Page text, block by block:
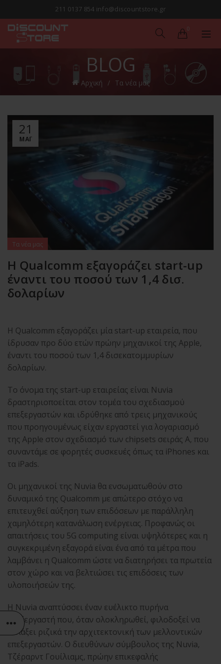
211 0137 854 info@discountstore.gr
0
BLOG
Αρχική Τα νέα μας
21
ΜΑΪ
Τα νέα μας
Η Qualcomm εξαγοράζει start-up
έναντι του ποσού των 1,4 δισ.
δολαρίων
Η Qualcomm εξαγοράζει μία start-up εταιρεία, που
ίδρυσαν προ δύο ετών πρώην μηχανικοί της Apple,
έναντι του ποσού των 1,4 δισεκατομμυρίων
δολαρίων.
Το όνομα της start-up εταιρείας είναι Nuvia
δραστηριοποείται στον τομέα του σχεδιασμού
επεξεργαστών και ιδρύθηκε από τρεις μηχανικούς
που προηγουμένως είχαν εργαστεί για λογαριασμό
της Apple στον σχεδιασμό των chipsets σειράς A, που
συναντάμε σε φορητές συσκευές όπως τα iPhones και
τα iPads.
Οι μηχανικοί της Nuvia θα ενσωματωθούν στο
δυναμικό της Qualcomm με απώτερο στόχο να
επιτευχθεί αύξηση των επιδόσεων με παράλληλη
χαμηλότερη κατανάλωση ενέργειας. Προφανώς οι
απαιτήσεις του 5G computing είναι υψηλότερες και η
συγκεκριμένη εξαγορά είναι ένα από τα μέτρα που
λαμβάνει η Qualcomm ώστε να διατηρήσει τα πρωτεία
στον χώρο και να βελτιώσει τις επιδόσεις των
υλοποιήσεών της.
Η Nuvia αναπτύσσει έναν ευέλικτο πυρήνα
επεξεργαστή που, όταν ολοκληρωθεί, φιλοδοξεί να
αλλάξει ριζικά την αρχιτεκτονική των μελλοντικών
επεξεργαστών. Ο διευθύνων σύμβουλος της Nuvia,
Τζέραρντ Γουίλιαμς, πρώην επικεφαλής